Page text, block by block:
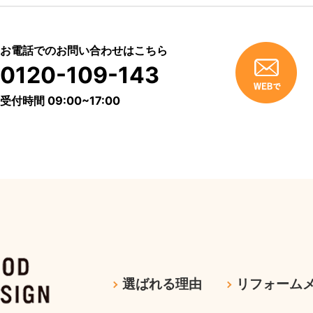
お電話でのお問い合わせはこちら
0120-109-143
受付時間 09:00~17:00
選ばれる理由 リフォーム